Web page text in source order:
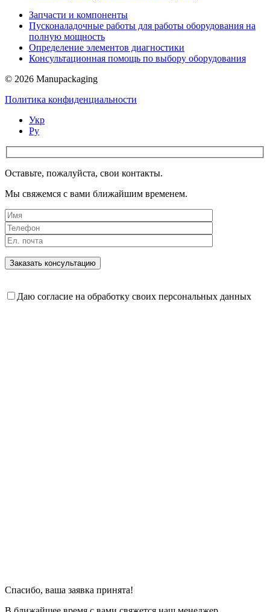
Запчасти и компоненты
Пусконаладочные работы для работы оборудования на
полную мощность
Определение элементов диагностики
Консультационная помощь по выбору оборудования
© 2026 Manupackaging
Политика конфиденциальности
Укр
Ру
Оставьте, пожалуйста, свои контакты.
Мы свяжемся с вами ближайшим временем.
Даю согласие на обработку своих персональных данных
Спасибо, ваша заявка принята!